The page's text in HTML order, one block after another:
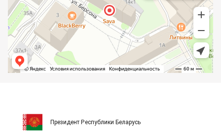
Президент Республики Беларусь